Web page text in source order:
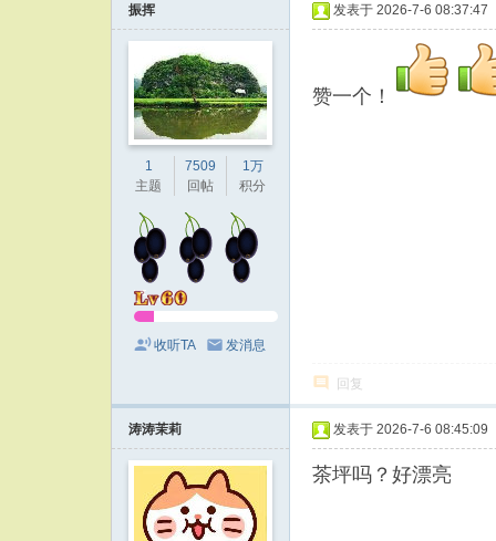
振挥
1
主题
7509
回帖
1万
积分
收听TA 发消息
发表于 2026-7-6 08:37:47
赞一个！
回复
涛涛茉莉 发表于 2026-7-6 08:45:09
茶坪吗？好漂亮